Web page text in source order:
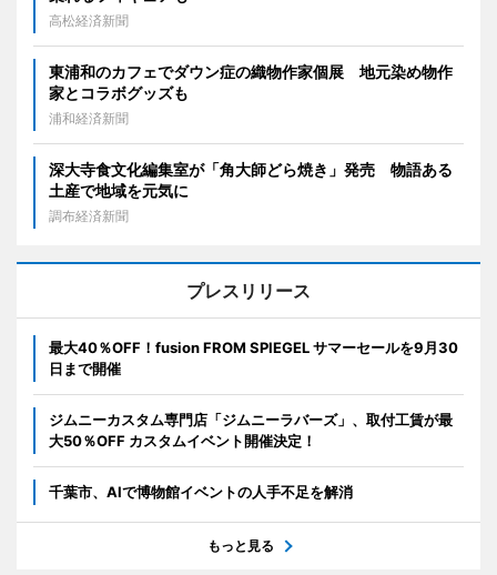
高松経済新聞
東浦和のカフェでダウン症の織物作家個展 地元染め物作
家とコラボグッズも
浦和経済新聞
深大寺食文化編集室が「角大師どら焼き」発売 物語ある
土産で地域を元気に
調布経済新聞
プレスリリース
最大40％OFF！fusion FROM SPIEGEL サマーセールを9月30
日まで開催
ジムニーカスタム専門店「ジムニーラバーズ」、取付工賃が最
大50％OFF カスタムイベント開催決定！
千葉市、AIで博物館イベントの人手不足を解消
もっと見る